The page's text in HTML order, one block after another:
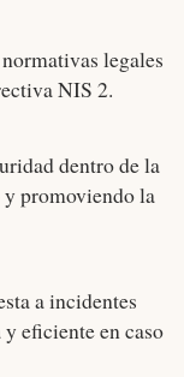
legales
NIS 2.
dentro de la
promoviendo la
a incidentes
eficiente en caso